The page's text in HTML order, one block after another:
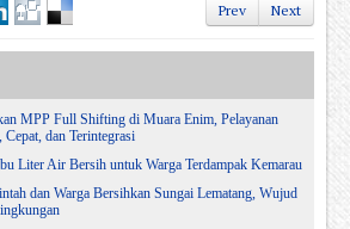
Prev Next
MPP Full Shifting di Muara Enim, Pelayanan
dan Terintegrasi
Liter Air Bersih untuk Warga Terdampak Kemarau
dan Warga Bersihkan Sungai Lematang, Wujud